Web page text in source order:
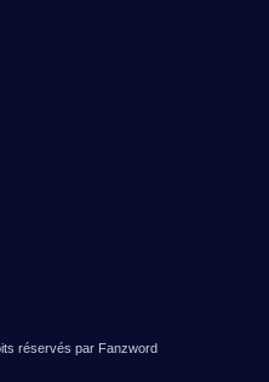
réservés par Fanzword